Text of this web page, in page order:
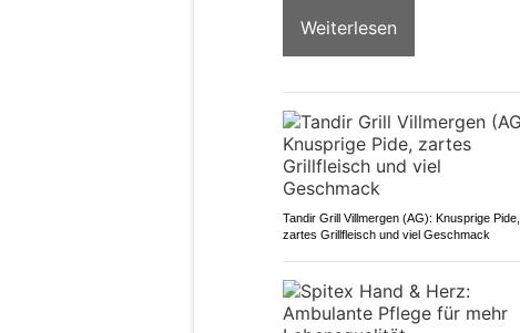
Weiterlesen
Tandir Grill Villmergen (AG): Knusprige Pide,
zartes Grillfleisch und viel Geschmack